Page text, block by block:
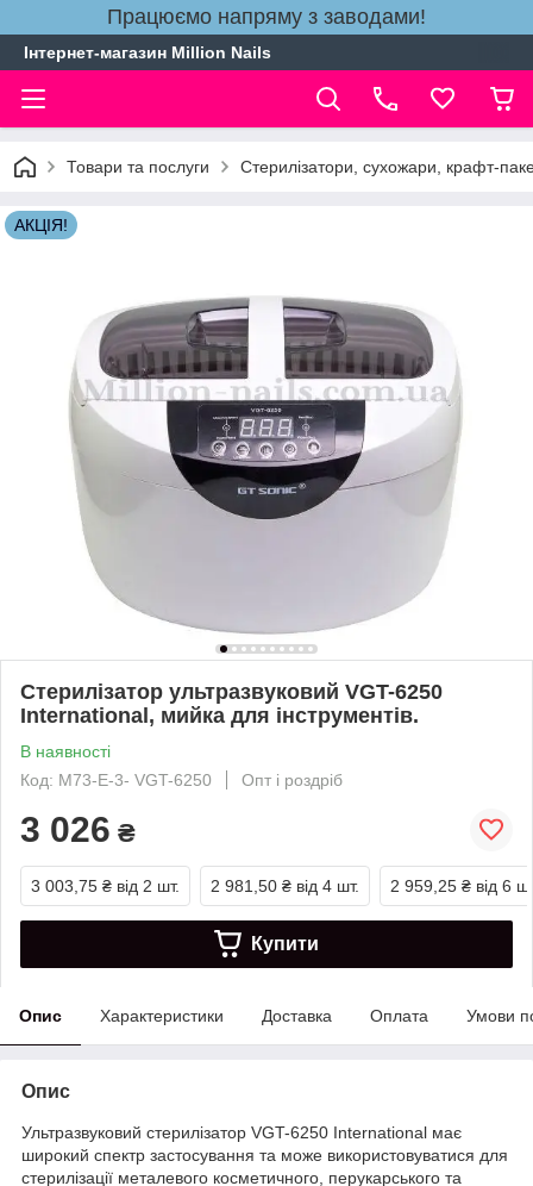
Працюємо напряму з заводами!
Інтернет-магазин Million Nails
Товари та послуги Стерилізатори, сухожари, крафт-
АКЦІЯ!
Стерилізатор ультразвуковий VGT-6250
International, мийка для інструментів.
В наявності
Код: М73-Е-3- VGT-6250
Опт і роздріб
3 026 ₴
3 003,75 ₴ від 2 шт. 2 981,50 ₴ від 4 шт. 2 959,25 ₴ від 6
Купити
Опис Характеристики Доставка Оплата Умови
Опис
Ультразвуковий стерилізатор VGT-6250 International має
широкий спектр застосування та може використовуватися для
стерилізації металевого косметичного, перукарського та